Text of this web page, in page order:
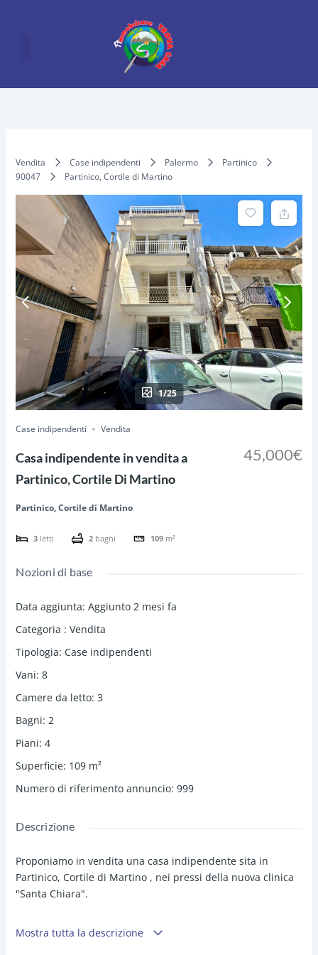
Vendita Case indipendenti Palermo
Partinico
90047
Partinico, Cortile di Martino
1/25
Case indipendenti Vendita
Casa indipendente in vendita a
Partinico, Cortile Di Martino
Partinico, Cortile di Martino
3 letti 2 bagni 109 m²
45,000€
Nozioni di base
Data aggiunta: Aggiunto 2 mesi fa
Categoria : Vendita
Tipologia: Case indipendenti
Vani: 8
Camere da letto: 3
Bagni: 2
Piani: 4
Superficie: 109 m²
Numero di riferimento annuncio: 999
Descrizione
Proponiamo in vendita una casa indipendente sita in
Partinico, Cortile di Martino , nei pressi della nuova clinica
"Santa Chiara".
La palazzina ha una superficie complessiva di 109 mq. su 4
Mostra tutta la descrizione